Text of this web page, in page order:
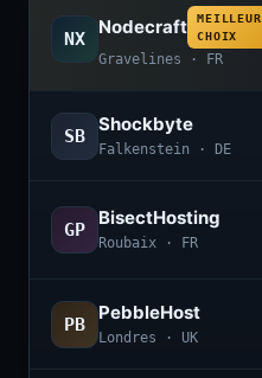
NX
Nodecraft
MEILLEUR
CHOIX
Gravelines · FR
SB
Shockbyte
Falkenstein · DE
GP
BisectHosting
Roubaix · FR
PB
PebbleHost
Londres · UK